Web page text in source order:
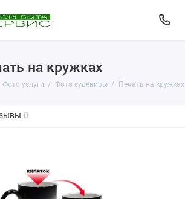
на кружках
Фото услуги Фото сувениры Печать на кружках
0